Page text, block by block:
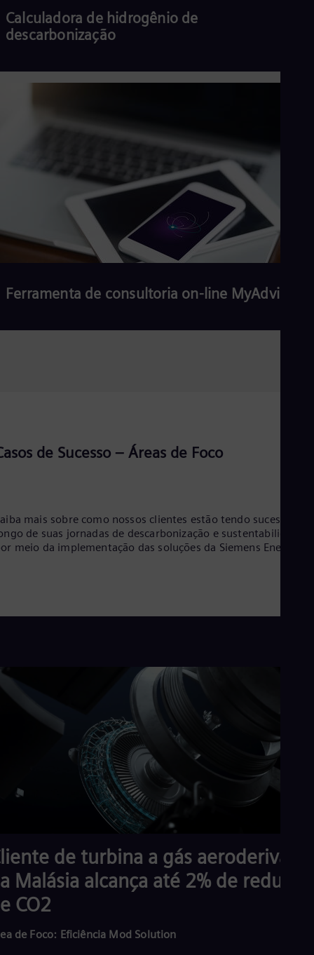
Calculadora de hidrogênio de
descarbonização
Ferramenta de consultoria on-line MyAdvisor
de Sucesso – Áreas de Foco
mais sobre como nossos clientes estão tendo sucesso ao
de suas jornadas de descarbonização e sustentabilidade
meio da implementação das soluções da Siemens Energy.
de turbina a gás aeroderivada
Malásia alcança até 2% de redução
CO2
de Foco: Eficiência Mod Solution